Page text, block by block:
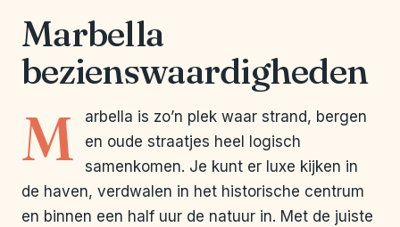
Marbella
bezienswaardigheden
M
arbella is zo’n plek waar strand, bergen
en oude straatjes heel logisch
samenkomen. Je kunt er luxe kijken in
de haven, verdwalen in het historische centrum
en binnen een half uur de natuur in. Met de juiste